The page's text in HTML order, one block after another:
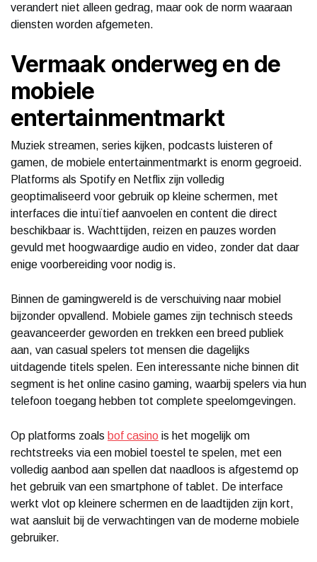
verandert niet alleen gedrag, maar ook de norm waaraan
diensten worden afgemeten.
Vermaak onderweg en de
mobiele
entertainmentmarkt
Muziek streamen, series kijken, podcasts luisteren of
gamen, de mobiele entertainmentmarkt is enorm gegroeid.
Platforms als Spotify en Netflix zijn volledig
geoptimaliseerd voor gebruik op kleine schermen, met
interfaces die intuïtief aanvoelen en content die direct
beschikbaar is. Wachttijden, reizen en pauzes worden
gevuld met hoogwaardige audio en video, zonder dat daar
enige voorbereiding voor nodig is.
Binnen de gamingwereld is de verschuiving naar mobiel
bijzonder opvallend. Mobiele games zijn technisch steeds
geavanceerder geworden en trekken een breed publiek
aan, van casual spelers tot mensen die dagelijks
uitdagende titels spelen. Een interessante niche binnen dit
segment is het online casino gaming, waarbij spelers via hun
telefoon toegang hebben tot complete speelomgevingen.
Op platforms zoals bof casino is het mogelijk om
rechtstreeks via een mobiel toestel te spelen, met een
volledig aanbod aan spellen dat naadloos is afgestemd op
het gebruik van een smartphone of tablet. De interface
werkt vlot op kleinere schermen en de laadtijden zijn kort,
wat aansluit bij de verwachtingen van de moderne mobiele
gebruiker.